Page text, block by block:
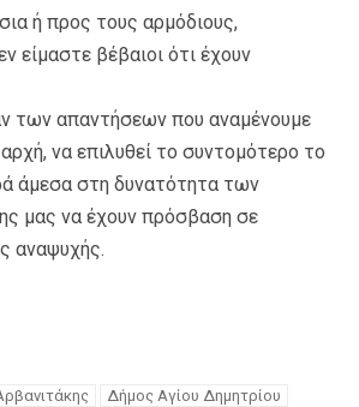
ή προς τους αρμόδιους,
είμαστε βέβαιοι ότι έχουν
των απαντήσεων που αναμένουμε
να επιλυθεί το συντομότερο το
άμεσα στη δυνατότητα των
μας να έχουν πρόσβαση σε
αναψυχής.
Δήμος Αγίου Δημητρίου